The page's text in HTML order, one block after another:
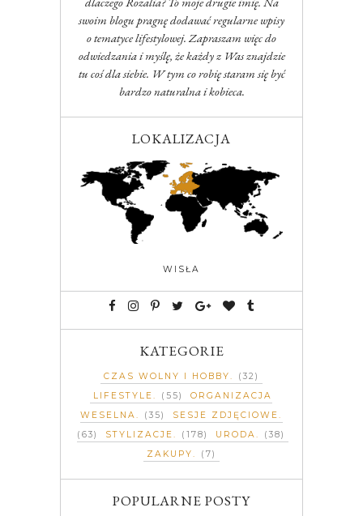
swoim blogu pragnę dodawać regularne wpisy
o tematyce lifestylowej. Zapraszam więc do
odwiedzania i myślę, że każdy z Was znajdzie
tu coś dla siebie. W tym co robię staram się być
bardzo naturalna i kobieca.
LOKALIZACJA
WISŁA
KATEGORIE
CZAS WOLNY I HOBBY
(32)
LIFESTYLE
(55)
ORGANIZACJA
WESELNA
(35)
SESJE ZDJĘCIOWE
(63)
STYLIZACJE (178) URODA
(38)
ZAKUPY
(7)
POPULARNE POSTY